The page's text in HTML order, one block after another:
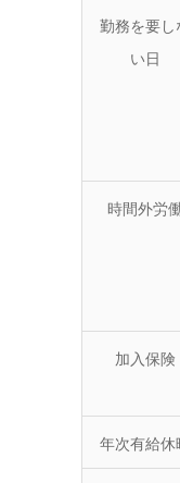
勤務を要し
い日
時間外労
加入保険
年次有給休